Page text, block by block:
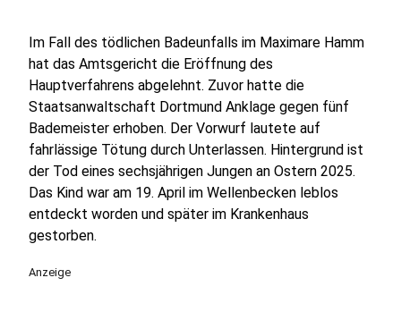
Im Fall des tödlichen Badeunfalls im Maximare Hamm
hat das Amtsgericht die Eröffnung des
Hauptverfahrens abgelehnt. Zuvor hatte die
Staatsanwaltschaft Dortmund Anklage gegen fünf
Bademeister erhoben. Der Vorwurf lautete auf
fahrlässige Tötung durch Unterlassen. Hintergrund ist
der Tod eines sechsjährigen Jungen an Ostern 2025.
Das Kind war am 19. April im Wellenbecken leblos
entdeckt worden und später im Krankenhaus
gestorben.
Anzeige